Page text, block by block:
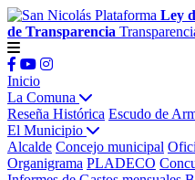
Plataforma Ley
de Transparencia
Inicio
La Comuna
Reseña Histórica Escudo de
El Municipio
Alcalde Concejo municipal
Organigrama PLADECO